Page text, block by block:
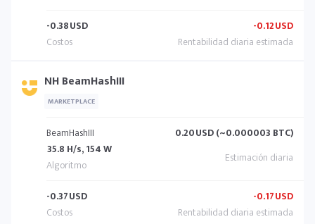
-0.38USD -0.12USD
NH BeamHashIII
MARKETPLACE
BeamHashIII
35.8 H/s, 154 W
0.20USD (~0.000003 BTC)
-0.37USD -0.17USD